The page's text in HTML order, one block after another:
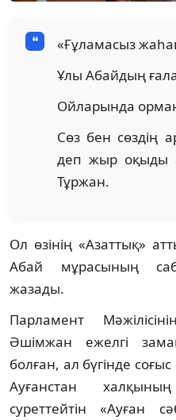
«Ғұламасыз
Ұлы Абайдың
Ойларында
Сөз бен сөздің
деп жыр оқыды
Тұржан.
Ол өзінің «Азаттық»
Абай мұрасының
жазады.
Парламент
Әшімжан ежелгі
болған, ал бүгінде
Ауғанстан
суреттейтін «Ауған